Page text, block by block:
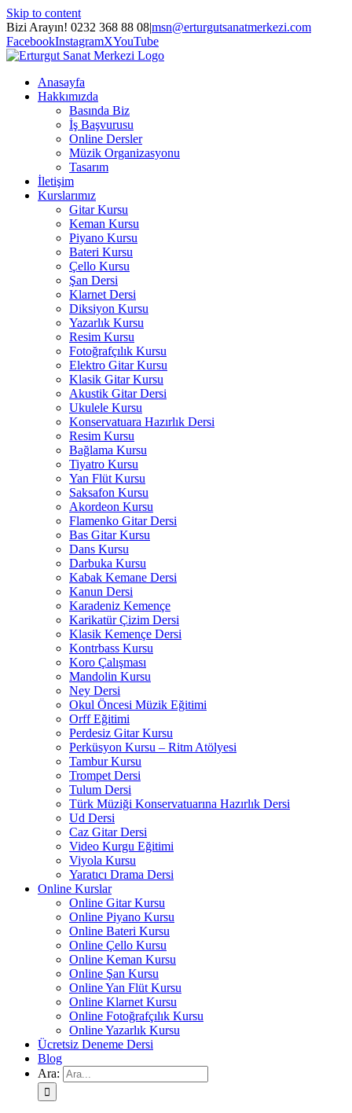
Skip to content
Bizi Arayın! 0232 368 88 08|msn@erturgutsanatmerkezi.com
FacebookInstagramXYouTube
Anasayfa
Hakkımızda
Basında Biz
İş Başvurusu
Online Dersler
Müzik Organizasyonu
Tasarım
İletişim
Kurslarımız
Gitar Kursu
Keman Kursu
Piyano Kursu
Bateri Kursu
Çello Kursu
Şan Dersi
Klarnet Dersi
Diksiyon Kursu
Yazarlık Kursu
Resim Kursu
Fotoğrafçılık Kursu
Elektro Gitar Kursu
Klasik Gitar Kursu
Akustik Gitar Dersi
Ukulele Kursu
Konservatuara Hazırlık Dersi
Resim Kursu
Bağlama Kursu
Tiyatro Kursu
Yan Flüt Kursu
Saksafon Kursu
Akordeon Kursu
Flamenko Gitar Dersi
Bas Gitar Kursu
Dans Kursu
Darbuka Kursu
Kabak Kemane Dersi
Kanun Dersi
Karadeniz Kemençe
Karikatür Çizim Dersi
Klasik Kemençe Dersi
Kontrbass Kursu
Koro Çalışması
Mandolin Kursu
Ney Dersi
Okul Öncesi Müzik Eğitimi
Orff Eğitimi
Perdesiz Gitar Kursu
Perküsyon Kursu – Ritm Atölyesi
Tambur Kursu
Trompet Dersi
Tulum Dersi
Türk Müziği Konservatuarına Hazırlık Dersi
Ud Dersi
Caz Gitar Dersi
Video Kurgu Eğitimi
Viyola Kursu
Yaratıcı Drama Dersi
Online Kurslar
Online Gitar Kursu
Online Piyano Kursu
Online Bateri Kursu
Online Çello Kursu
Online Keman Kursu
Online Şan Kursu
Online Yan Flüt Kursu
Online Klarnet Kursu
Online Fotoğrafçılık Kursu
Online Yazarlık Kursu
Ücretsiz Deneme Dersi
Blog
Ara: